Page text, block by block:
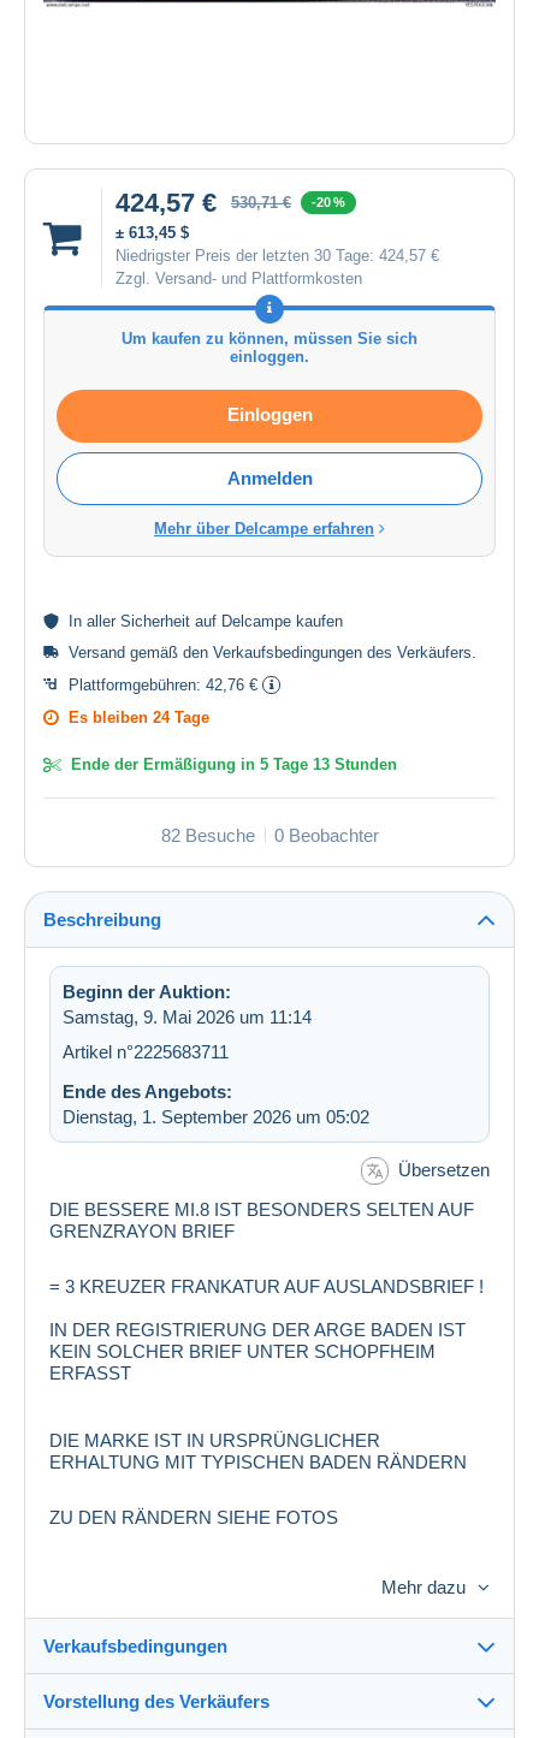
424,57 € 530,71 € -20 %
± 613,45 $
Niedrigster Preis der letzten 30 Tage: 424,57 €
Zzgl. Versand- und Plattformkosten
Um kaufen zu können, müssen Sie sich
einloggen.
Einloggen
Anmelden
Mehr über Delcampe erfahren
In aller Sicherheit auf Delcampe kaufen
Versand gemäß den Verkaufsbedingungen des Verkäufers
Plattformgebühren: 42,76 €
Es bleiben 24 Tage
Ende der Ermäßigung in 5 Tage 13 Stunden
82 Besuche 0 Beobachter
Beschreibung
Beginn der Auktion:
Samstag, 9. Mai 2026 um 11:14
Artikel n°2225683711
Ende des Angebots:
Dienstag, 1. September 2026 um 05:02
Übersetzen
DIE BESSERE MI.8 IST BESONDERS SELTEN AUF
GRENZRAYON BRIEF
= 3 KREUZER FRANKATUR AUF AUSLANDSBRIEF !
IN DER REGISTRIERUNG DER ARGE BADEN IST
KEIN SOLCHER BRIEF UNTER SCHOPFHEIM
ERFASST
DIE MARKE IST IN URSPRÜNGLICHER
ERHALTUNG MIT TYPISCHEN BADEN RÄNDERN
ZU DEN RÄNDERN SIEHE FOTOS
Mehr dazu
Verkaufsbedingungen
Versand nach:
Vorstellung des Verkäufers